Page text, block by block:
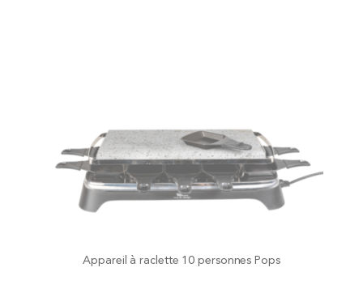
Appareil à raclette 10 personnes Pops